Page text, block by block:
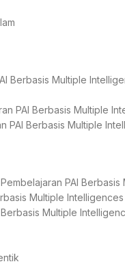
Berbasis Multiple
PAI Berbasis Multiple
PAI Berbasis Multiple
PAI
Multiple Intelligences
Multiple